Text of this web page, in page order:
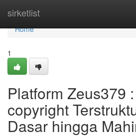
sirketlist
Home
Home
1
Platform Zeus379
copyright
Dasar hingga